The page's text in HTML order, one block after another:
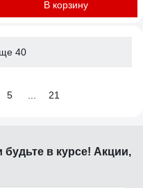
В корзину
40
5 21
будьте в курсе! Акции,